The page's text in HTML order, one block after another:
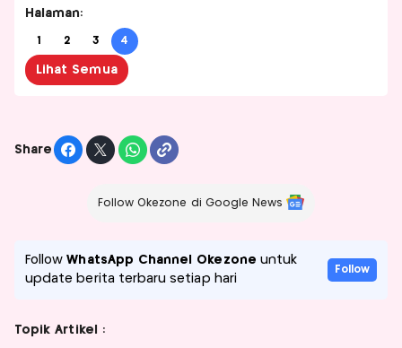
Halaman:
1 2 3 4
Lihat Semua
Share
Follow Okezone di Google News
FollowWhatsApp Channel Okezone untuk
update berita terbaru setiap hari
Follow
Topik Artikel :